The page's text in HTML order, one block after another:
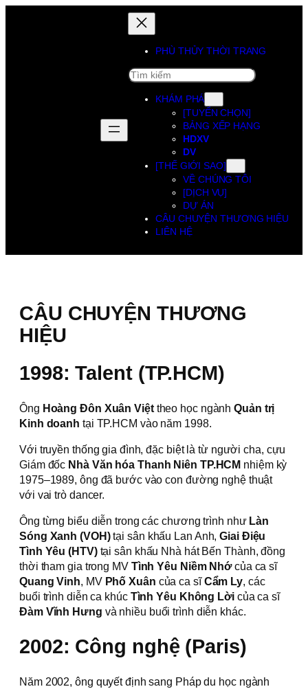
PHÙ THỦY THỜI TRANG
SEARCH
KHÁM PHÁ
[TUYỂN CHỌN]
BẢNG XẾP HẠNG
HDXV
DV
[THẾ GIỚI SAO]
VỀ CHÚNG TÔI
[DỊCH VỤ]
DỰ ÁN
CÂU CHUYỆN THƯƠNG HIỆU
LIÊN HỆ
CÂU CHUYỆN THƯƠNG
HIỆU
1998: Talent (TP.HCM)
Ông Hoàng Đôn Xuân Việttheo học ngànhQuản trị
Kinh doanh tại TP.HCM vào năm 1998.
Với truyền thống gia đình, đặc biệt là từ người cha, cựu
Giám đốc Nhà Văn hóa Thanh Niên TP.HCM nhiệm kỳ
1975–1989, ông đã bước vào con đường nghệ thuật
với vai trò dancer.
Ông từng biểu diễn trong các chương trình như Làn
Sóng Xanh (VOH)tại sân khấu Lan Anh,Giai Điệu
Tình Yêu (HTV)tại sân khấu Nhà hát Bến Thành, đồng
thời tham gia trong MV Tình Yêu Niềm Nhớcủa ca sĩ
Quang Vinh, MV Phố Xuân của ca sĩCẩm Ly, các
buổi trình diễn ca khúc Tình Yêu Không Lờicủa ca sĩ
Đàm Vĩnh Hưng và nhiều buổi trình diễn khác.
2002: Công nghệ (Paris)
Năm 2002, ông quyết định sang Pháp du học ngành